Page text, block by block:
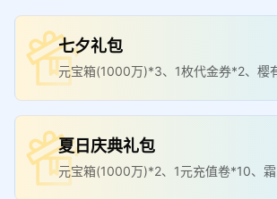
七夕礼包
元宝箱(1000万)*3、1枚代金券*2、樱
有*2
夏日庆典礼包
元宝箱(1000万)*2、1元充值卷*10、霜
茄子*2